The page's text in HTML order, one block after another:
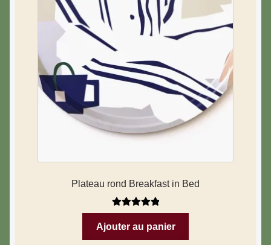
Plateau rond Breakfast in Bed
Note5.00sur
5
Ajouter au panier